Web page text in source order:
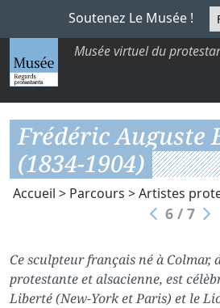
Soutenez Le Musée !
Musée virtuel du
Frédéric Auguste
(1834-1904)
Accueil > Parcours >Artistes
6 / 7
Ce sculpteur français né à Colmar,
protestante et alsacienne, est
Liberté (New-York et Paris) et le